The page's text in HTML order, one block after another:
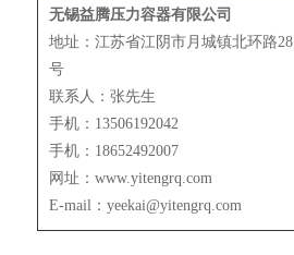
无锡益腾压力容器有限公司
地址：江苏省江阴市月城镇北环路28
号
联系人：张先生
手机：13506192042
手机：18652492007
网址：www.yitengrq.com
E-mail：yeekai@yitengrq.com